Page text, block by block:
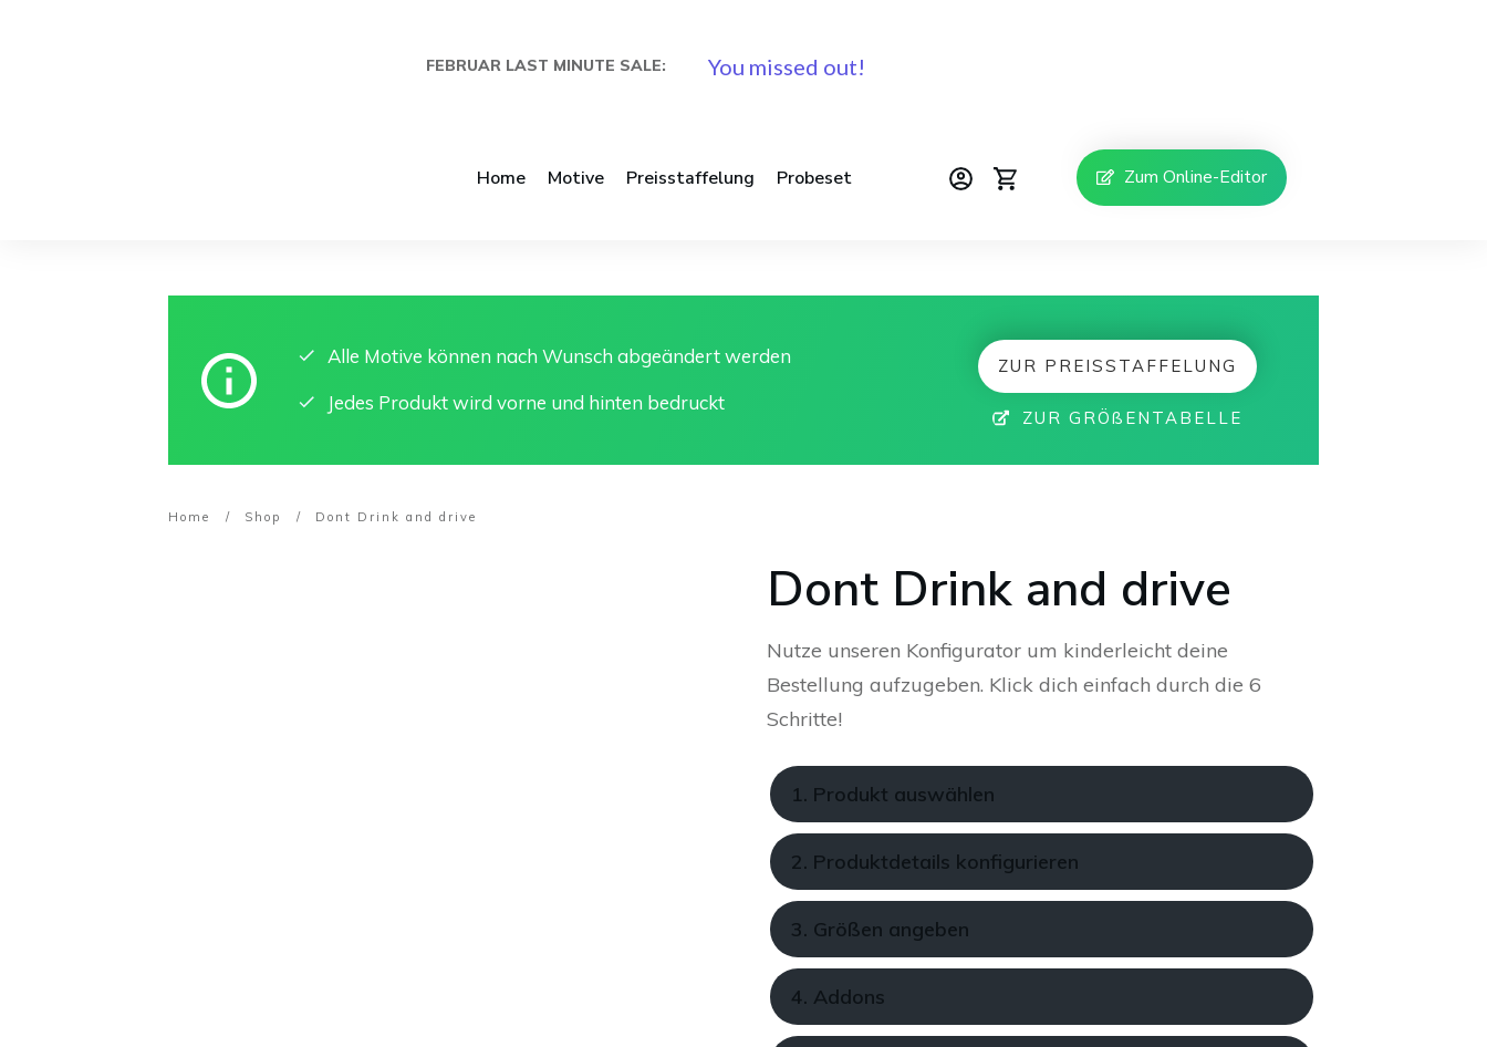
FEBRUAR LAST MINUTE SALE: You missed out!
Home Motive Preisstaffelung Probeset Zum Online-Editor
Alle Motive können nach Wunsch abgeändert werden
Jedes Produkt wird vorne und hinten bedruckt
ZUR PREISSTAFFELUNG
ZUR GRÖßENTABELLE
Home / Shop / Dont Drink and drive
Dont Drink and drive
Nutze unseren Konfigurator um kinderleicht deine
Bestellung aufzugeben. Klick dich einfach durch die 6
Schritte!
1. Produkt auswählen
2. Produktdetails konfigurieren
3. Größen angeben
4. Addons